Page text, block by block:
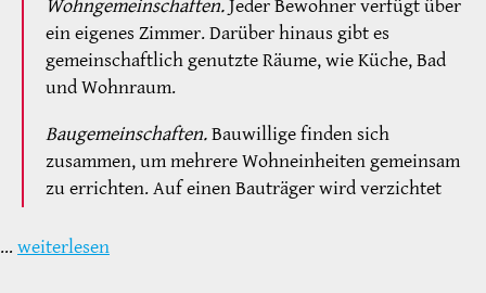
Wohngemeinschaften.Jeder Bewohner verfügt über
ein eigenes Zimmer. Darüber hinaus gibt es
gemeinschaftlich genutzte Räume, wie Küche, Bad
und Wohnraum.
Baugemeinschaften.Bauwillige finden sich
zusammen, um mehrere Wohneinheiten gemeinsam
zu errichten. Auf einen Bauträger wird verzichtet
… weiterlesen